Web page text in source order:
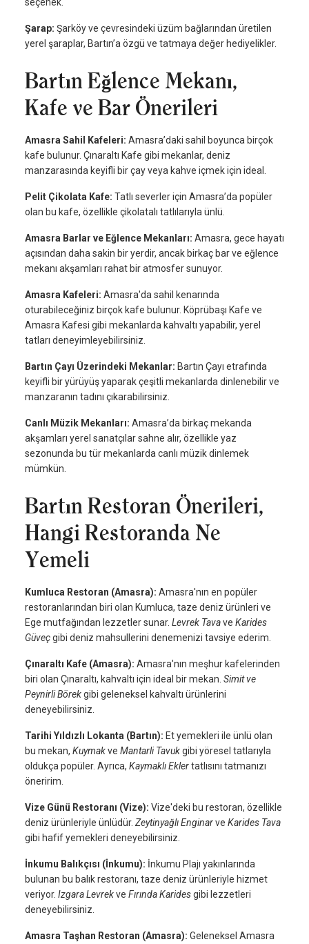
seçenek.
Şarap: Şarköy ve çevresindeki üzüm bağlarından üretilen
yerel şaraplar, Bartın’a özgü ve tatmaya değer hediyelikler.
Bartın Eğlence Mekanı,
Kafe ve Bar Önerileri
Amasra Sahil Kafeleri: Amasra’daki sahil boyunca birçok
kafe bulunur. Çınaraltı Kafe gibi mekanlar, deniz
manzarasında keyifli bir çay veya kahve içmek için ideal.
Pelit Çikolata Kafe: Tatlı severler için Amasra’da popüler
olan bu kafe, özellikle çikolatalı tatlılarıyla ünlü.
Amasra Barlar ve Eğlence Mekanları: Amasra, gece hayatı
açısından daha sakin bir yerdir, ancak birkaç bar ve eğlence
mekanı akşamları rahat bir atmosfer sunuyor.
Amasra Kafeleri: Amasra'da sahil kenarında
oturabileceğiniz birçok kafe bulunur. Köprübaşı Kafe ve
Amasra Kafesi gibi mekanlarda kahvaltı yapabilir, yerel
tatları deneyimleyebilirsiniz.
Bartın Çayı Üzerindeki Mekanlar: Bartın Çayı etrafında
keyifli bir yürüyüş yaparak çeşitli mekanlarda dinlenebilir ve
manzaranın tadını çıkarabilirsiniz.
Canlı Müzik Mekanları: Amasra’da birkaç mekanda
akşamları yerel sanatçılar sahne alır, özellikle yaz
sezonunda bu tür mekanlarda canlı müzik dinlemek
mümkün.
Bartın Restoran Önerileri,
Hangi Restoranda Ne
Yemeli
Kumluca Restoran (Amasra): Amasra'nın en popüler
restoranlarından biri olan Kumluca, taze deniz ürünleri ve
Ege mutfağından lezzetler sunar. Levrek Tavave Karides
Güveçgibi deniz mahsullerini denemenizi tavsiye ederim.
Çınaraltı Kafe (Amasra): Amasra'nın meşhur kafelerinden
biri olan Çınaraltı, kahvaltı için ideal bir mekan. Simit ve
Peynirli Börekgibi geleneksel kahvaltı ürünlerini
deneyebilirsiniz.
Tarihi Yıldızlı Lokanta (Bartın): Et yemekleri ile ünlü olan
bu mekan, Kuymakve Mantarli Tavukgibi yöresel tatlarıyla
oldukça popüler. Ayrıca, Kaymaklı Eklertatlısını tatmanızı
öneririm.
Vize Günü Restoranı (Vize): Vize'deki bu restoran, özellikle
deniz ürünleriyle ünlüdür. Zeytinyağlı Enginarve Karides Tava
gibi hafif yemekleri deneyebilirsiniz.
İnkumu Balıkçısı (İnkumu): İnkumu Plajı yakınlarında
bulunan bu balık restoranı, taze deniz ürünleriyle hizmet
veriyor. Izgara Levrekve Fırında Karidesgibi lezzetleri
deneyebilirsiniz.
Amasra Taşhan Restoran (Amasra): Geleneksel Amasra